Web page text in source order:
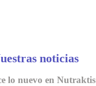
noticias
lo nuevo en Nutraktis